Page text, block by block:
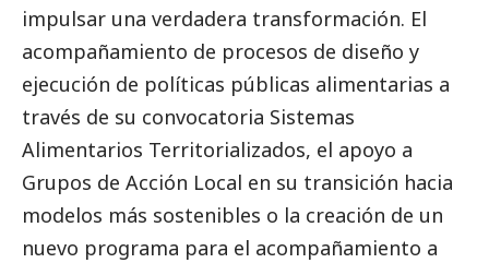
impulsar una verdadera transformación. El
acompañamiento de procesos de diseño y
ejecución de políticas públicas alimentarias a
través de su convocatoria Sistemas
Alimentarios Territorializados, el apoyo a
Grupos de Acción Local en su transición hacia
modelos más sostenibles o la creación de un
nuevo programa para el acompañamiento a